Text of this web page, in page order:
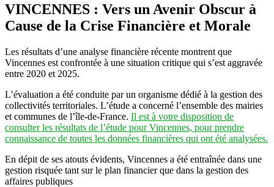
VINCENNES : Vers un Avenir Obscur à
Cause de la Crise Financière et Morale
Les résultats d’une analyse financière récente montrent que
Vincennes est confrontée à une situation critique qui s’est aggravée
entre 2020 et 2025.
L’évaluation a été conduite par un organisme dédié à la gestion des
collectivités territoriales. L’étude a concerné l’ensemble des mairies
et communes de l’île-de-France. Il est à votre disposition de
consulter les résultats de l’étude pour Vincennes, pour prendre
connaissance de toutes les données financières qui ont été analysées.
En dépit de ses atouts évidents, Vincennes a été entraînée dans une
gestion risquée tant sur le plan financier que dans la gestion des
affaires publiques